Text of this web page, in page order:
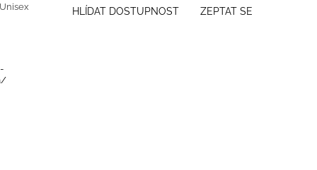
Unisex
ZEPTAT SE
HLÍDAT DOSTUPNOST